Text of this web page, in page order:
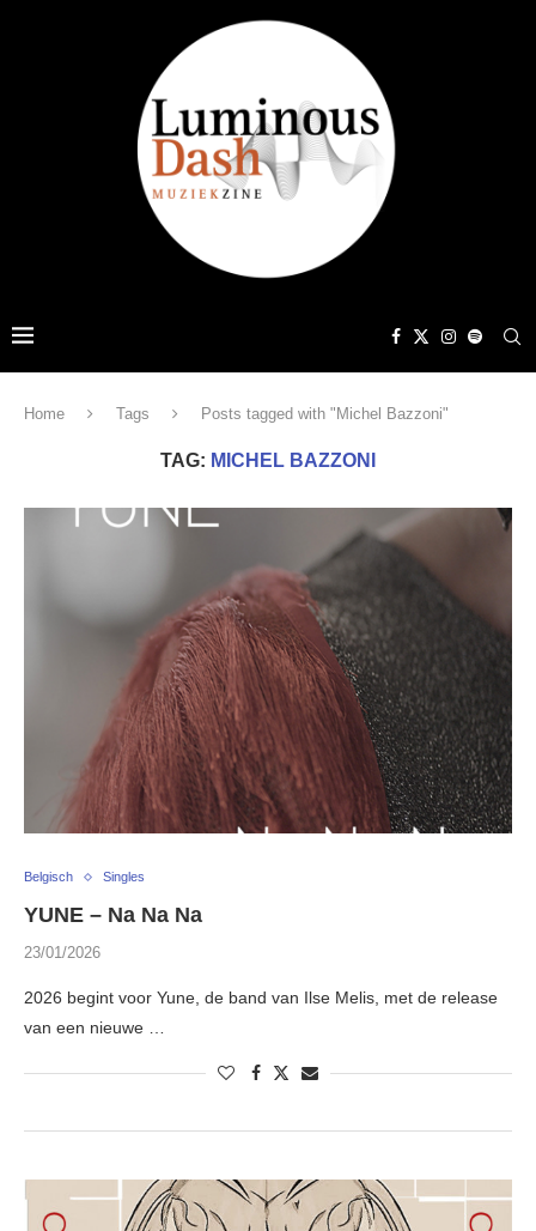
Home Tags Posts tagged with "Michel Bazzoni"
TAG: MICHEL BAZZONI
Belgisch Singles
YUNE – Na Na Na
23/01/2026
2026 begint voor Yune, de band van Ilse Melis, met de release
van een nieuwe …